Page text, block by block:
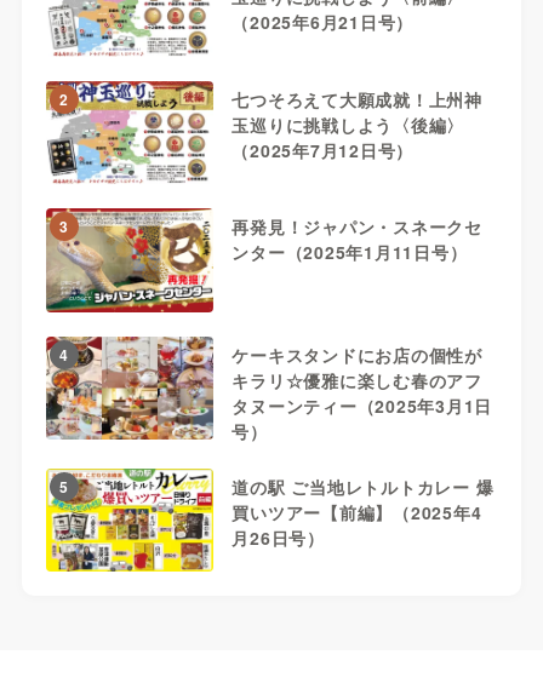
（2025年6月21日号）
2
七つそろえて大願成就！上州神
玉巡りに挑戦しよう〈後編〉
（2025年7月12日号）
3
再発見！ジャパン・スネークセ
ンター（2025年1月11日号）
4
ケーキスタンドにお店の個性が
キラリ☆優雅に楽しむ春のアフ
タヌーンティー（2025年3月1日
号）
5
道の駅 ご当地レトルトカレー 爆
買いツアー【前編】（2025年4
月26日号）